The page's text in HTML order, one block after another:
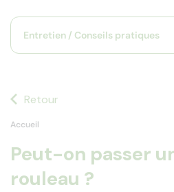
Entretien / Conseils pratiques
Retour
Accueil
Peut-on passer
rouleau ?